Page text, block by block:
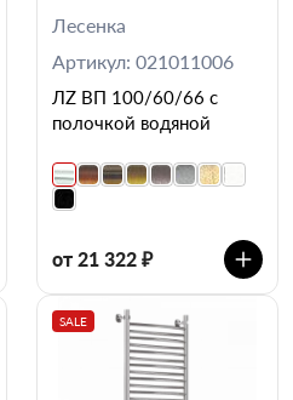
Лесенка
Артикул: 021011006
ЛZ ВП 100/60/66 с
полочкой водяной
от 21 322 ₽
SALE